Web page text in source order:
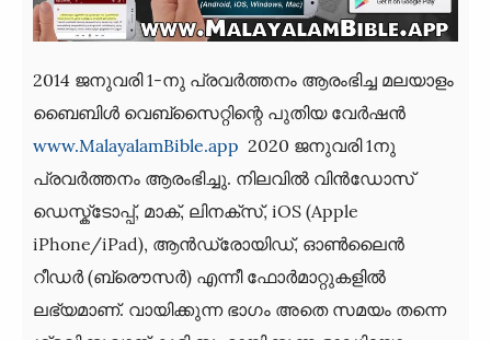
2014 ജനുവരി 1-നു പ്രവര്‍ത്തനം ആരംഭിച്ച മലയാളം
ബൈബിൾ വെബ്സൈറ്റിന്റെ പുതിയ വേർഷൻ
www.MalayalamBible.app 2020 ജനുവരി 1നു
പ്രവർത്തനം ആരംഭിച്ചു. നിലവില്‍ വിന്‍ഡോസ്‌
ഡെസ്ക്ടോപ്പ്, മാക്, ലിനക്സ്, iOS (Apple
iPhone/iPad), ആന്‍ഡ്രോയിഡ്, ഓണ്‍ലൈന്‍
റീഡര്‍ (ബ്രൌസര്‍) എന്നീ ഫോര്‍മാറ്റുകളില്‍
ലഭ്യമാണ്. വായിക്കുന്ന ഭാഗം അതെ സമയം തന്നെ